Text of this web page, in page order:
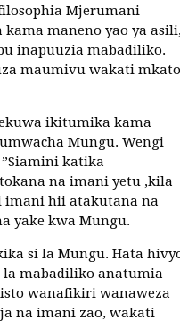
Mjerumani
maneno yao ya asili,
inapuuzia mabadiliko.
maumivu wakati mkato
ikitumika kama
Mungu. Wengi
katika
na imani yetu ,kila
imani hii atakutana na
yake kwa Mungu.
si la Mungu. Hata
mabadiliko anatumia
wanafikiri wanaweza
na imani zao, wakati